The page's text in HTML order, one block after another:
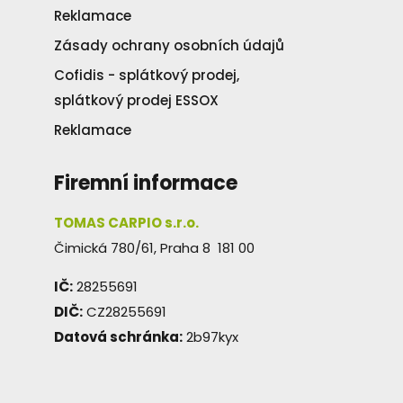
Reklamace
Zásady ochrany osobních údajů
Cofidis - splátkový prodej,
splátkový prodej ESSOX
Reklamace
Firemní informace
TOMAS CARPIO s.r.o.
Čimická 780/61, Praha 8 181 00
IČ:28255691
DIČ:CZ28255691
Datová schránka:2b97kyx